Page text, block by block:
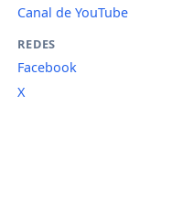
Canal de YouTube
REDES
Facebook
X